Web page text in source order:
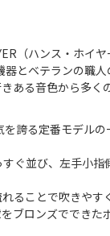
（ハンス・ホイヤ
とベテランの職
ある音色から多く
誇る定番モデル
ぐ並び、左手小
ることで吹きやす
ブロンズでできた